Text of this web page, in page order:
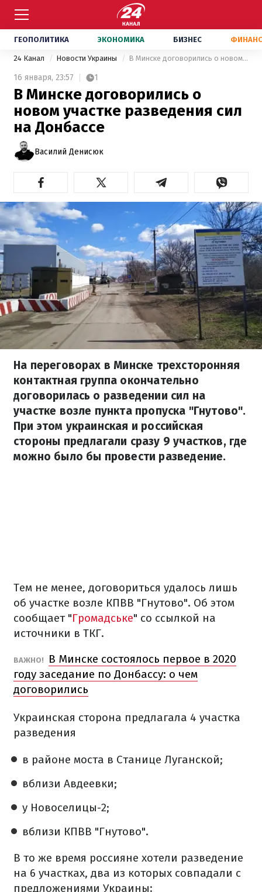
ГЕОПОЛИТИКА ЭКОНОМИКА БИЗНЕС
24 Канал Новости Украины В Минске договорились о новом участке разведения сил на Донбассе
16 января, 23:57 1
В Минске договорились о
новом участке разведения сил
на Донбассе
Василий Денисюк
На переговорах в Минске трехсторонняя
контактная группа окончательно
договорилась о разведении сил на
участке возле пункта пропуска "Гнутово".
При этом украинская и российская
стороны предлагали сразу 9 участков, где
можно было бы провести разведение.
Тем не менее, договориться удалось лишь
об участке возле КПВВ "Гнутово". Об этом
сообщает "Громадське" со ссылкой на
источники в ТКГ.
ВАЖНО!
В Минске состоялось первое в 2020
году заседание по Донбассу: о чем
договорились
Украинская сторона предлагала 4 участка
разведения
в районе моста в Станице Луганской;
вблизи Авдеевки;
у Новоселицы-2;
вблизи КПВВ "Гнутово".
В то же время россияне хотели разведение
на 6 участках, два из которых совпадали с
предложениями Украины: